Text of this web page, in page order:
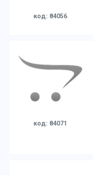
код: 84056
код: 84071